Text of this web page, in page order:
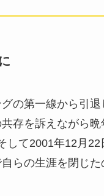
の第一線から引退
存を訴えながら晩
して2001年12月22
らの生涯を閉じ